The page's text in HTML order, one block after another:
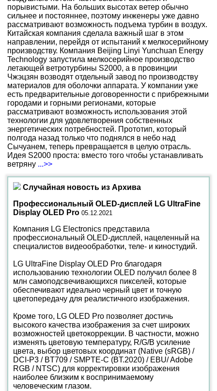
порывистыми. На больших высотах ветер обычно
сильнее и постояннее, поэтому инженеры уже давно
рассматривают возможность подъема турбин в воздух.
Китайская компания сделала важный шаг в этом
направлении, перейдя от испытаний к мелкосерийному
производству. Компания Beijing Linyi Yunchuan Energy
Technology запустила мелкосерийное производство
летающей ветротурбины S2000, а в провинции
Чжэцзян возводят отдельный завод по производству
материалов для оболочки аппарата. У компании уже
есть предварительные договоренности с прибрежными
городами и горными регионами, которые
рассматривают возможность использования этой
технологии для удовлетворения собственных
энергетических потребностей. Прототип, который
полгода назад только что поднялся в небо над
Сычуанем, теперь превращается в целую отрасль.
Идея S2000 проста: вместо того чтобы устанавливать
ветряну ...>>
Случайная новость из Архива
Профессиональный OLED-дисплей LG UltraFine
Display OLED Pro 05.12.2021
Компания LG Electronics представила
профессиональный OLED-дисплей, нацеленный на
специалистов видеообработки, теле- и киностудий.
LG UltraFine Display OLED Pro благодаря
использованию технологии OLED получил более 8
млн самоподсвечивающихся пикселей, которые
обеспечивают идеально черный цвет и точную
цветопередачу для реалистичного изображения.
Кроме того, LG OLED Pro позволяет достичь
высокого качества изображения за счет широких
возможностей цветокоррекции. В частности, можно
изменять цветовую температуру, R/G/B усиление
цвета, выбор цветовых координат (Native (sRGB) /
DCI-P3 / BT709 / SMPTE-C (BT.2020) / EBU/ Adobe
RGB / NTSC) для корректировки изображения
наиболее близким к воспринимаемому
человеческим глазом.